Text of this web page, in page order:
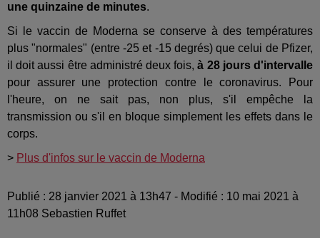
une quinzaine de minutes.
Si le vaccin de Moderna se conserve à des températures
plus "normales" (entre -25 et -15 degrés) que celui de Pfizer,
il doit aussi être administré deux fois,à 28 jours d'intervalle
pour assurer une protection contre le coronavirus. Pour
l'heure, on ne sait pas, non plus, s'il empêche la
transmission ou s'il en bloque simplement les effets dans le
corps.
> Plus d'infos sur le vaccin de Moderna
Publié : 28 janvier 2021 à 13h47 - Modifié : 10 mai 2021 à
11h08 Sebastien Ruffet